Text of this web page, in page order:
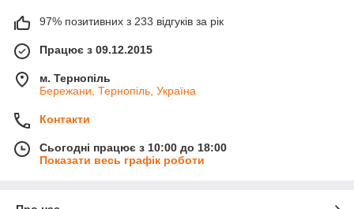
97% позитивних з 233 відгуків за рік
Працює з 09.12.2015
м. Тернопіль
Бережани, Тернопіль, Україна
Контакти
Сьогодні працює з 10:00 до 18:00
Показати весь графік роботи